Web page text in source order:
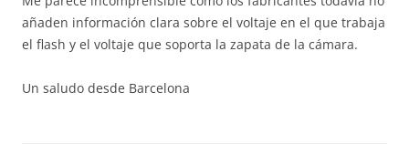
añaden información clara sobre el voltaje en el que trabaja
el flash y el voltaje que soporta la zapata de la cámara.
Un saludo desde Barcelona